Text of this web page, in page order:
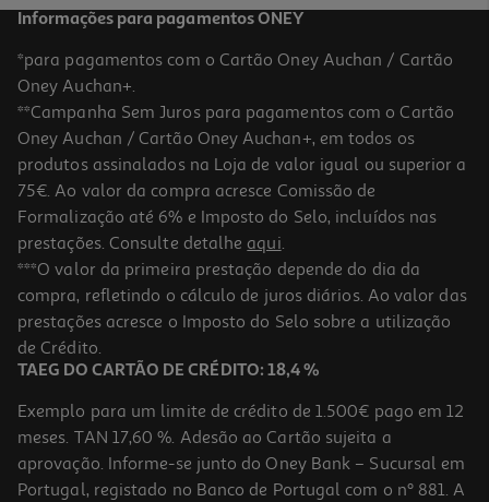
Lâmpada Led Standard Auchan E27 100w Luz Amarela
6.3 €/un
6,30 €
Informações para pagamentos ONEY
*para pagamentos com o Cartão Oney Auchan / Cartão
Oney Auchan+.
**Campanha Sem Juros para pagamentos com o Cartão
Oney Auchan / Cartão Oney Auchan+, em todos os
produtos assinalados na Loja de valor igual ou superior a
75€. Ao valor da compra acresce Comissão de
Formalização até 6% e Imposto do Selo, incluídos nas
prestações. Consulte detalhe aqui.
***O valor da primeira prestação depende do dia da
compra, refletindo o cálculo de juros diários. Ao valor das
prestações acresce o Imposto do Selo sobre a utilização
de Crédito.
TAEG DO CARTÃO DE CRÉDITO: 18,4 %
Exemplo para um limite de crédito de 1.500€ pago em 12
meses. TAN 17,60 %. Adesão ao Cartão sujeita a
aprovação. Informe-se junto do Oney Bank – Sucursal em
Portugal, registado no Banco de Portugal com o nº 881. A